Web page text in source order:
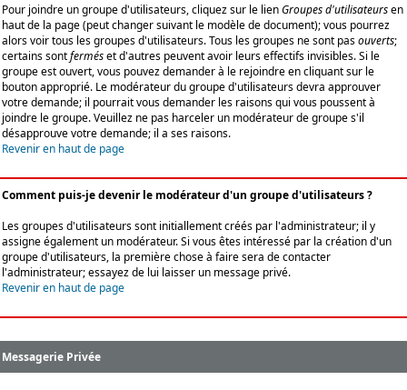
Pour joindre un groupe d'utilisateurs, cliquez sur le lienGroupes d'utilisateursen
haut de la page (peut changer suivant le modèle de document); vous pourrez
alors voir tous les groupes d'utilisateurs. Tous les groupes ne sont pasouverts;
certains sontferméset d'autres peuvent avoir leurs effectifs invisibles. Si le
groupe est ouvert, vous pouvez demander à le rejoindre en cliquant sur le
bouton approprié. Le modérateur du groupe d'utilisateurs devra approuver
votre demande; il pourrait vous demander les raisons qui vous poussent à
joindre le groupe. Veuillez ne pas harceler un modérateur de groupe s'il
désapprouve votre demande; il a ses raisons.
Revenir en haut de page
Comment puis-je devenir le modérateur d'un groupe d'utilisateurs ?
Les groupes d'utilisateurs sont initiallement créés par l'administrateur; il y
assigne également un modérateur. Si vous êtes intéressé par la création d'un
groupe d'utilisateurs, la première chose à faire sera de contacter
l'administrateur; essayez de lui laisser un message privé.
Revenir en haut de page
Messagerie Privée